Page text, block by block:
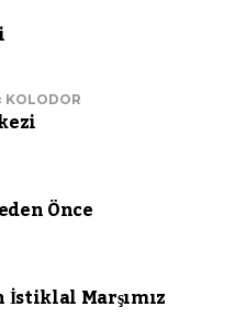
KOLODOR
Önce
İstiklal Marşımız